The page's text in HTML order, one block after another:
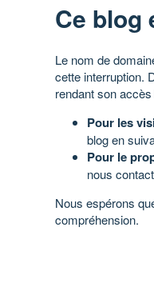
Ce blog
Le nom de
cette interruption.
rendant son
Pour les
blog en
Pour le
nous
Nous espérons
compréhension.